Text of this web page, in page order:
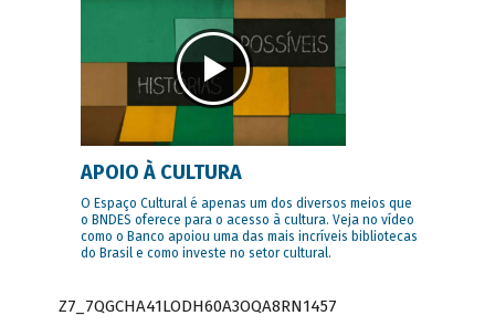
APOIO À CULTURA
O Espaço Cultural é apenas um dos diversos meios que
o BNDES oferece para o acesso à cultura. Veja no vídeo
como o Banco apoiou uma das mais incríveis bibliotecas
do Brasil e como investe no setor cultural.
Z7_7QGCHA41LODH60A3OQA8RN1457